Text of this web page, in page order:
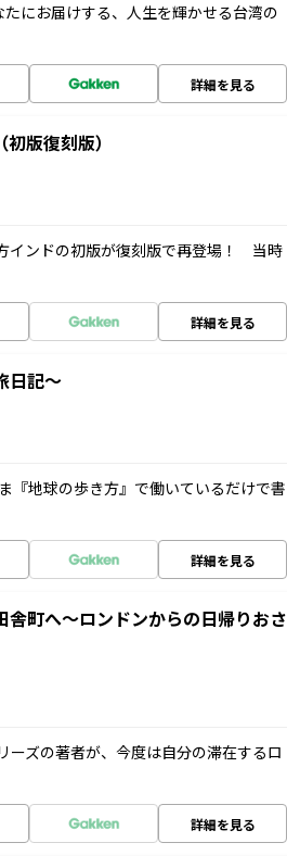
にお届けする、人生を輝かせる台湾の
詳細を見る
版復刻版）
インドの初版が復刻版で再登場！ 当時
詳細を見る
日記～
『地球の歩き方』で働いているだけで書
詳細を見る
町へ～ロンドンからの日帰りおさ
ズの著者が、今度は自分の滞在するロ
詳細を見る